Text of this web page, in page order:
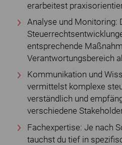
erarbeitest
Analyse und Monitoring:
entsprechende
Verantwortungsbereich
Kommunikation und
vermittelst komplexe
verständlich und
verschiedene
Fachexpertise: Je nach
tauchst du tief in